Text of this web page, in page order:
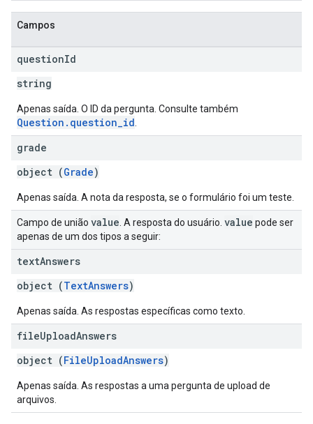
Campos
questionId
string
Apenas saída. O ID da pergunta. Consulte também
Question.question_id
grade
object (Grade)
Apenas saída. A nota da resposta, se o formulário foi um teste.
Campo de união value . A resposta do usuário. value pode ser
apenas de um dos tipos a seguir:
textAnswers
object (TextAnswers)
Apenas saída. As respostas específicas como texto.
fileUploadAnswers
object (FileUploadAnswers)
Apenas saída. As respostas a uma pergunta de upload de
arquivos.